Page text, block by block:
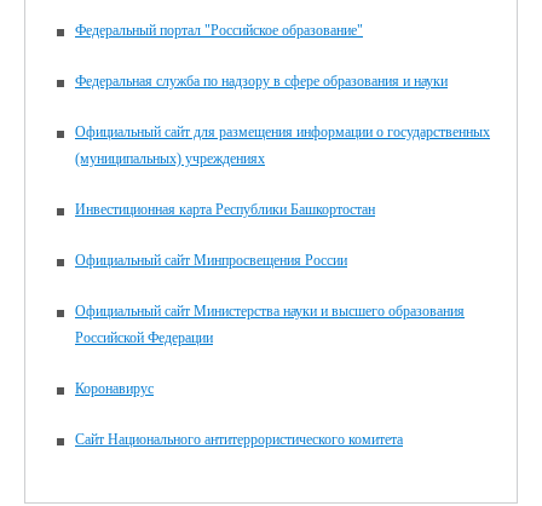
Желаем всем выпускникам успехов!!!
Федеральный портал "Российское образование"
Федеральная служба по надзору в сфере образования и науки
Официальный сайт для размещения информации о государственных
(муниципальных) учреждениях
Инвестиционная карта Республики Башкортостан
Официальный сайт Минпросвещения России
Официальный сайт Министерства науки и высшего образования
Российской Федерации
Коронавирус
Сайт Национального антитеррористического комитета